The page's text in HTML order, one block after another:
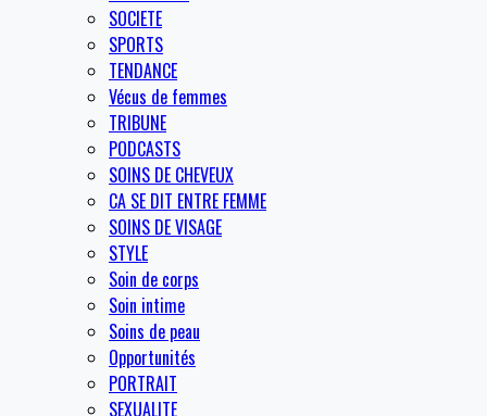
SOCIETE
SPORTS
TENDANCE
Vécus de femmes
TRIBUNE
PODCASTS
SOINS DE CHEVEUX
CA SE DIT ENTRE FEMME
SOINS DE VISAGE
STYLE
Soin de corps
Soin intime
Soins de peau
Opportunités
PORTRAIT
SEXUALITE